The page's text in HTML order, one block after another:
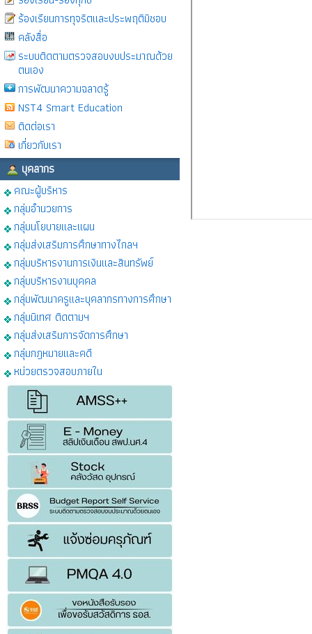
ร้องเรียนการทุจริตและประพฤติมิชอบ
คลังสื่อ
ระบบติดตามตรวจสอบงบประมาณด้วย
ตนเอง
การพัฒนาความฉลาดรู้
NST4 Smart Education
ติดต่อเรา
เกี่ยวกับเรา
บุคลากร
คณะผู้บริหาร
กลุ่มอำนวยการ
กลุ่มนโยบายและแผน
กลุ่มส่งเสริมการศึกษาทางไกลฯ
กลุ่มบริหารงานการเงินและสินทรัพย์
กลุ่มบริหารงานบุคคล
กลุ่มพัฒนาครูและบุคลากรทางการศึกษา
กลุ่มนิเทศ ติดตามฯ
กลุ่มส่งเสริมการจัดการศึกษา
กลุ่มกฎหมายและคดี
หน่วยตรวจสอบภายใน